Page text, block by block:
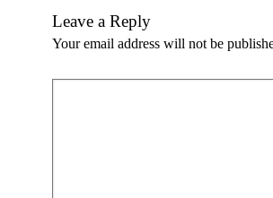
Leave a Reply
Your email address will not be